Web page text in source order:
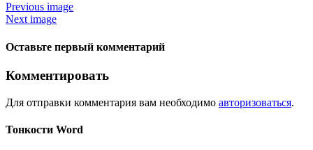
Previous image
Next image
Оставьте первый комментарий
Комментировать
Для отправки комментария вам необходимо авторизоваться.
Тонкости Word